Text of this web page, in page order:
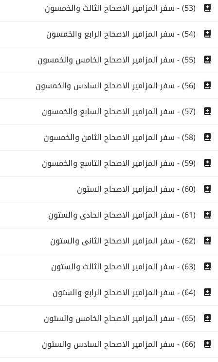
(53) - سفر المزامير الاصحاح الثالث والخمسون
(54) - سفر المزامير الاصحاح الرابع والخمسون
(55) - سفر المزامير الاصحاح الخامس والخمسون
(56) - سفر المزامير الاصحاح السادس والخمسون
(57) - سفر المزامير الاصحاح السابع والخمسون
(58) - سفر المزامير الاصحاح الثامن والخمسون
(59) - سفر المزامير الاصحاح التاسع والخمسون
(60) - سفر المزامير الاصحاح الستون
(61) - سفر المزامير الاصحاح الحادى والستون
(62) - سفر المزامير الاصحاح الثانى والستون
(63) - سفر المزامير الاصحاح الثالث والستون
(64) - سفر المزامير الاصحاح الرابع والستون
(65) - سفر المزامير الاصحاح الخامس والستون
(66) - سفر المزامير الاصحاح السادس والستون